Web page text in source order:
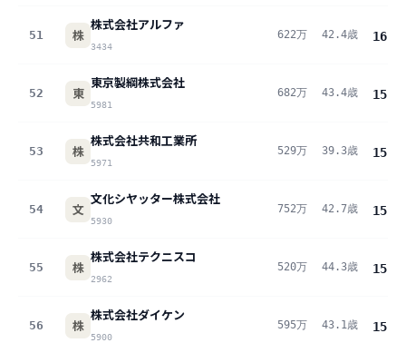
51 株
株式会社アルファ
3434
622万 42.4歳 16.0
52 東
東京製綱株式会社
5981
682万 43.4歳 15.5
53 株
株式会社共和工業所
5971
529万 39.3歳 15.5
54 文
文化シヤッター株式会社
5930
752万 42.7歳 15.5
55 株
株式会社テクニスコ
2962
520万 44.3歳 15.3
56 株
株式会社ダイケン
5900
595万 43.1歳 15.3